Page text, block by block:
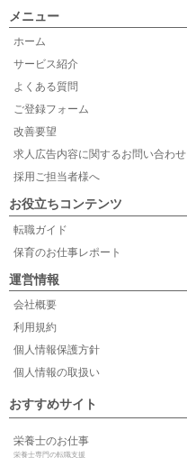
メニュー
ホーム
サービス紹介
よくある質問
ご登録フォーム
改善要望
求人広告内容に関するお問い合わせ
採用ご担当者様へ
お役立ちコンテンツ
転職ガイド
保育のお仕事レポート
運営情報
会社概要
利用規約
個人情報保護方針
個人情報の取扱い
おすすめサイト
栄養士のお仕事
栄養士専門の転職支援